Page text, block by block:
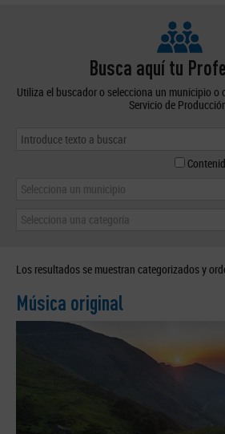
Busca aquí tu
Utiliza el buscador o selecciona un municipio o
Servicio de
Selecciona un municipio
Selecciona una categoría
Los resultados se muestran categorizados y
Música original